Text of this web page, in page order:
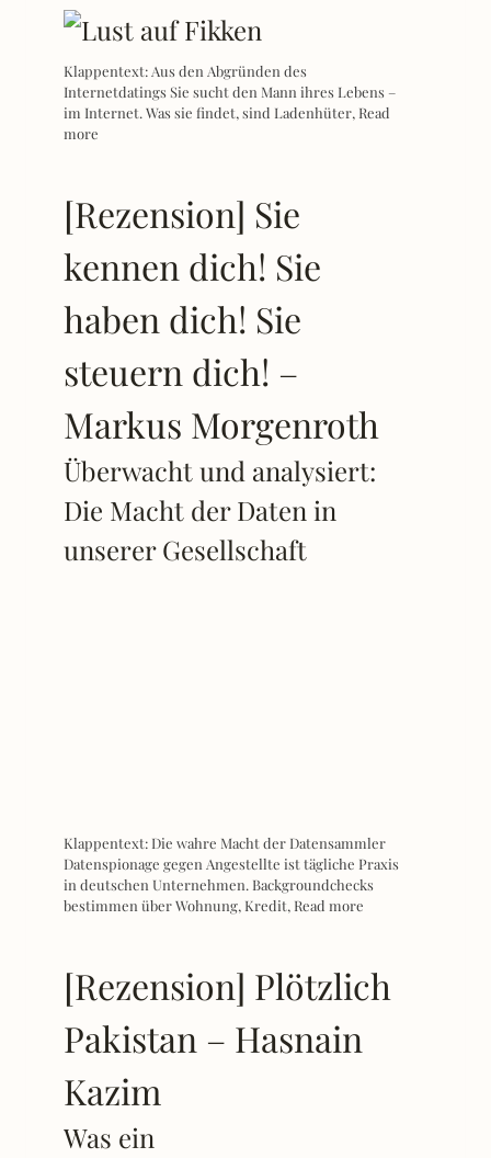
Klappentext: Aus den Abgründen des
Internetdatings Sie sucht den Mann ihres Lebens –
im Internet. Was sie findet, sind Ladenhüter, Read
more
[Rezension] Sie
kennen dich! Sie
haben dich! Sie
steuern dich! –
Markus Morgenroth
Überwacht und analysiert:
Die Macht der Daten in
unserer Gesellschaft
Klappentext: Die wahre Macht der Datensammler
Datenspionage gegen Angestellte ist tägliche Praxis
in deutschen Unternehmen. Backgroundchecks
bestimmen über Wohnung, Kredit, Read more
[Rezension] Plötzlich
Pakistan – Hasnain
Kazim
Was ein